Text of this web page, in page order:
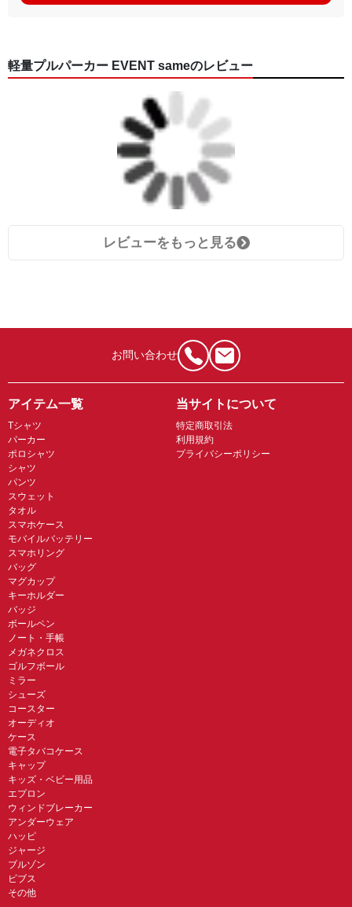
軽量プルパーカー EVENT sameのレビュー
レビューをもっと見る
お問い合わせ
アイテム一覧
Tシャツ
パーカー
ポロシャツ
シャツ
パンツ
スウェット
タオル
スマホケース
モバイルバッテリー
スマホリング
バッグ
マグカップ
キーホルダー
バッジ
ボールペン
ノート・手帳
メガネクロス
ゴルフボール
ミラー
シューズ
コースター
オーディオ
ケース
電子タバコケース
キャップ
キッズ・ベビー用品
エプロン
ウィンドブレーカー
アンダーウェア
ハッピ
ジャージ
ブルゾン
ビブス
その他
当サイトについて
特定商取引法
利用規約
プライバシーポリシー